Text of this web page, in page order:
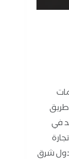
في
دول شرق